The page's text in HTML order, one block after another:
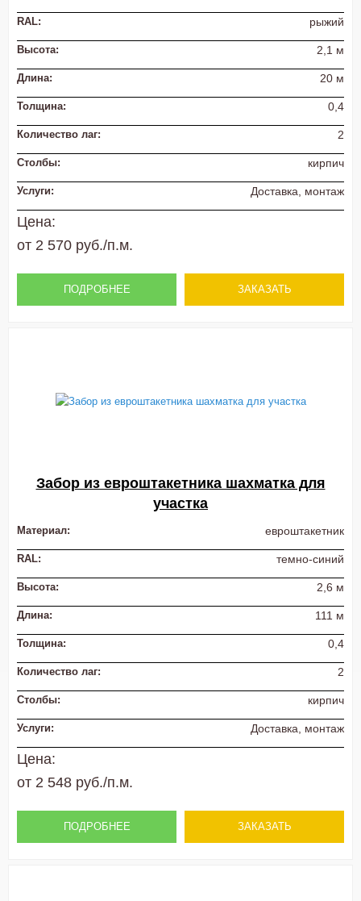
RAL: рыжий
Высота: 2,1 м
Длина: 20 м
Толщина: 0,4
Количество лаг: 2
Столбы: кирпич
Услуги: Доставка, монтаж
Цена:
от 2 570 руб./п.м.
ПОДРОБНЕЕ ЗАКАЗАТЬ
Забор из евроштакетника шахматка для
участка
Материал: евроштакетник
RAL: темно-синий
Высота: 2,6 м
Длина: 111 м
Толщина: 0,4
Количество лаг: 2
Столбы: кирпич
Услуги: Доставка, монтаж
Цена:
от 2 548 руб./п.м.
ПОДРОБНЕЕ ЗАКАЗАТЬ